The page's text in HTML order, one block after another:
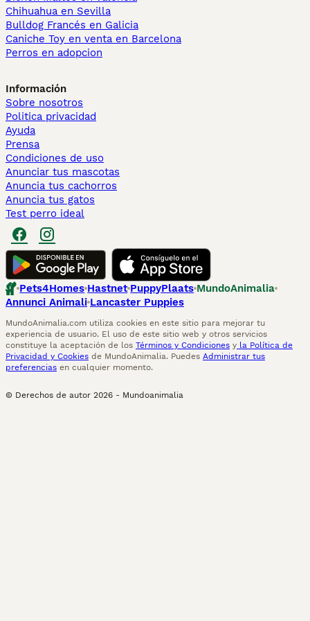
Chihuahua en Sevilla
Bulldog Francés en Galicia
Caniche Toy en venta en Barcelona
Perros en adopcion
Información
Sobre nosotros
Politica privacidad
Ayuda
Prensa
Condiciones de uso
Anunciar tus mascotas
Anuncia tus cachorros
Anuncia tus gatos
Test perro ideal
Pets4Homes Hastnet PuppyPlaats MundoAnimalia
Annunci Animali Lancaster Puppies
MundoAnimalia.com utiliza cookies en este sitio para mejorar tu
experiencia de usuario. El uso de este sitio web y otros servicios
constituye la aceptación de los Términos y Condiciones y la Política de
Privacidad y Cookies de MundoAnimalia. Puedes Administrar tus
preferencias en cualquier momento.
© Derechos de autor 2026 - Mundoanimalia